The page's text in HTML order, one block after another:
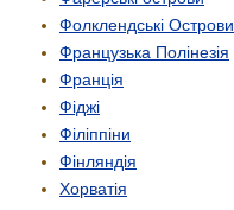
Фолклендські Острови
Французька Полінезія
Франція
Фіджі
Філіппіни
Фінляндія
Хорватія